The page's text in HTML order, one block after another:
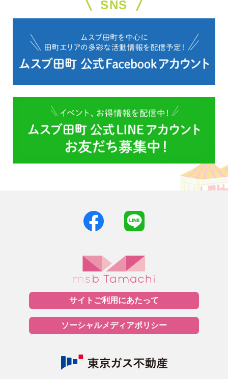
SNS
サイトご利用にあたって
ソーシャルメディアポリシー